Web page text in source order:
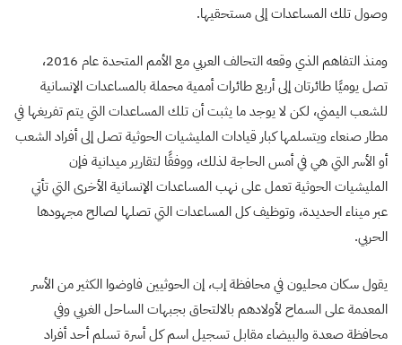
وصول تلك المساعدات إلى مستحقيها.
ومنذ التفاهم الذي وقعه التحالف العربي مع الأمم المتحدة عام 2016،
تصل يوميًا طائرتان إلى أربع طائرات أممية محملة بالمساعدات الإنسانية
للشعب اليمني، لكن لا يوجد ما يثبت أن تلك المساعدات التي يتم تفريغها في
مطار صنعاء ويتسلمها كبار قيادات المليشيات الحوثية تصل إلى أفراد الشعب
أو الأسر التي هي في أمس الحاجة لذلك، ووفقًا لتقارير ميدانية فإن
المليشيات الحوثية تعمل على نهب المساعدات الإنسانية الأخرى التي تأتي
عبر ميناء الحديدة، وتوظيف كل المساعدات التي تصلها لصالح مجهودها
الحربي.
يقول سكان محليون في محافظة إب، إن الحوثيين فاوضوا الكثير من الأسر
المعدمة على السماح لأولادهم بالالتحاق بجبهات الساحل الغربي وفي
محافظة صعدة والبيضاء مقابل تسجيل اسم كل أسرة تسلم أحد أفراد